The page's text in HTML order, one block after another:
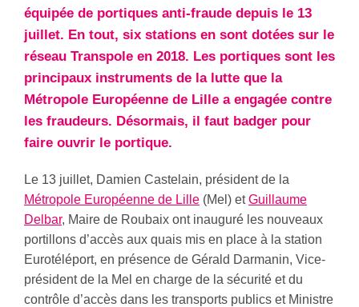
équipée de portiques anti-fraude depuis le 13
juillet. En tout, six stations en sont dotées sur le
réseau Transpole en 2018. Les portiques sont les
principaux instruments de la lutte que la
Métropole Européenne de Lille a engagée contre
les fraudeurs. Désormais, il faut badger pour
faire ouvrir le portique.
Le 13 juillet, Damien Castelain, président de la
Métropole Européenne de Lille (Mel) etGuillaume
Delbar, Maire de Roubaix ont inauguré les nouveaux
portillons d’accès aux quais mis en place à la station
Eurotéléport, en présence de Gérald Darmanin, Vice-
président de la Mel en charge de la sécurité et du
contrôle d’accès dans les transports publics et Ministre